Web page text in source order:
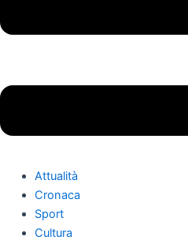
Attualità
Cronaca
Sport
Cultura